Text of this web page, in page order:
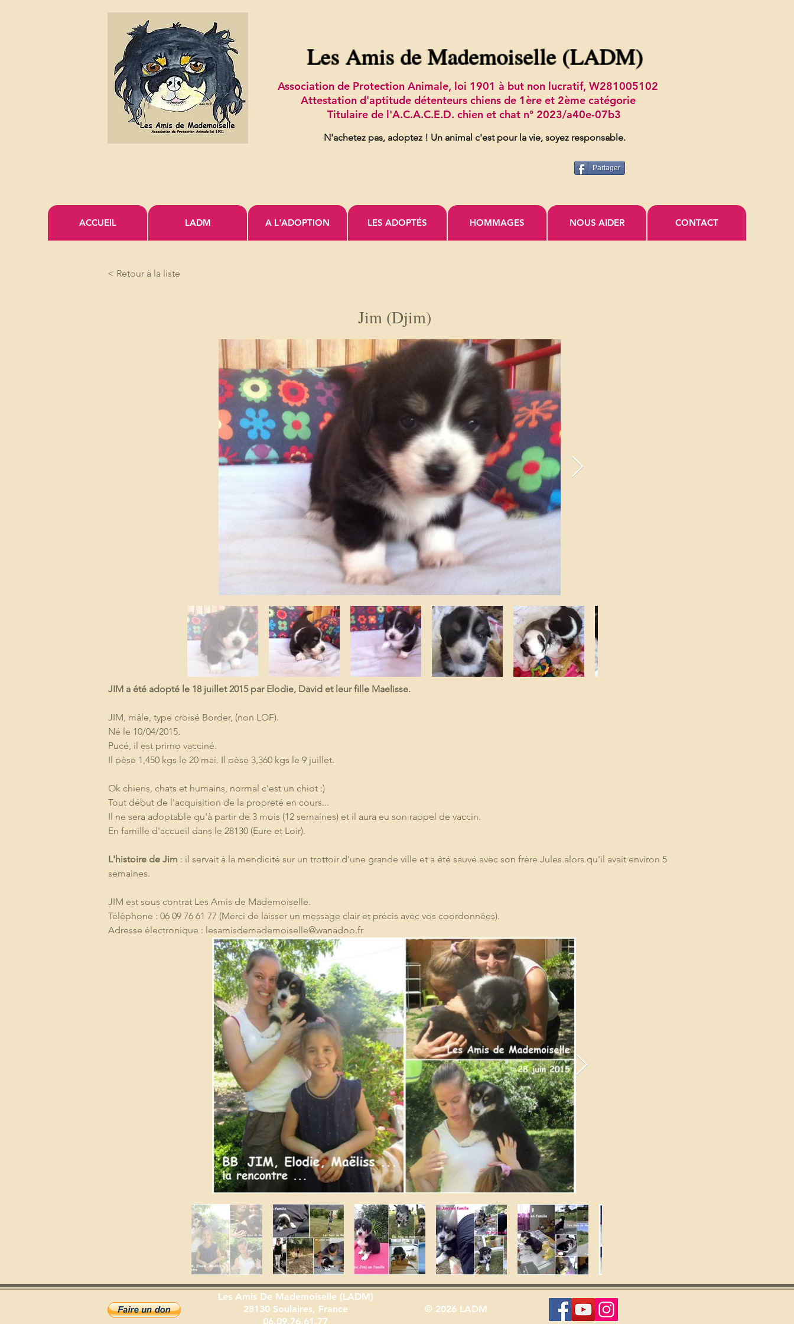
Les Amis de Mademoiselle (LADM)
Association de Protection Animale, loi 1901 à but non lucratif, W281005102
Attestation d'aptitude détenteurs chiens de 1ère et 2ème catégorie
Titulaire de l'A.C.A.C.E.D. chien et chat n° 2023/a40e-07b3
N'achetez pas, adoptez ! Un animal c'est pour la vie, soyez responsable.
Partager
ACCUEIL LADM A L'ADOPTION LES ADOPTÉS HOMMAGES NOUS AIDER CONTACT
< Retour à la liste
Jim (Djim)
JIM a été adopté le 18 juillet 2015 par Elodie, David et leur fille Maelisse.
JIM, mâle, type croisé Border, (non LOF).
Né le 10/04/2015.
Pucé, il est primo vacciné.
Il pèse 1,450 kgs le 20 mai. Il pèse 3,360 kgs le 9 juillet.
Ok chiens, chats et humains, normal c'est un chiot :)
Tout début de l'acquisition de la propreté en cours...
Il ne sera adoptable qu'à partir de 3 mois (12 semaines) et il aura eu son rappel de vaccin.
En famille d'accueil dans le 28130 (Eure et Loir).
L'histoire de Jim : il servait à la mendicité sur un trottoir d'une grande ville et a été sauvé avec son frère Jules alors qu'il avait environ 5
semaines.
JIM est sous contrat Les Amis de Mademoiselle.
Téléphone : 06 09 76 61 77 (Merci de laisser un message clair et précis avec vos coordonnées).
Adresse électronique : lesamisdemademoiselle@wanadoo.fr
Les Amis De Mademoiselle (LADM)
28130 Soulaires, France
06.09.76.61.77
© 2026 LADM